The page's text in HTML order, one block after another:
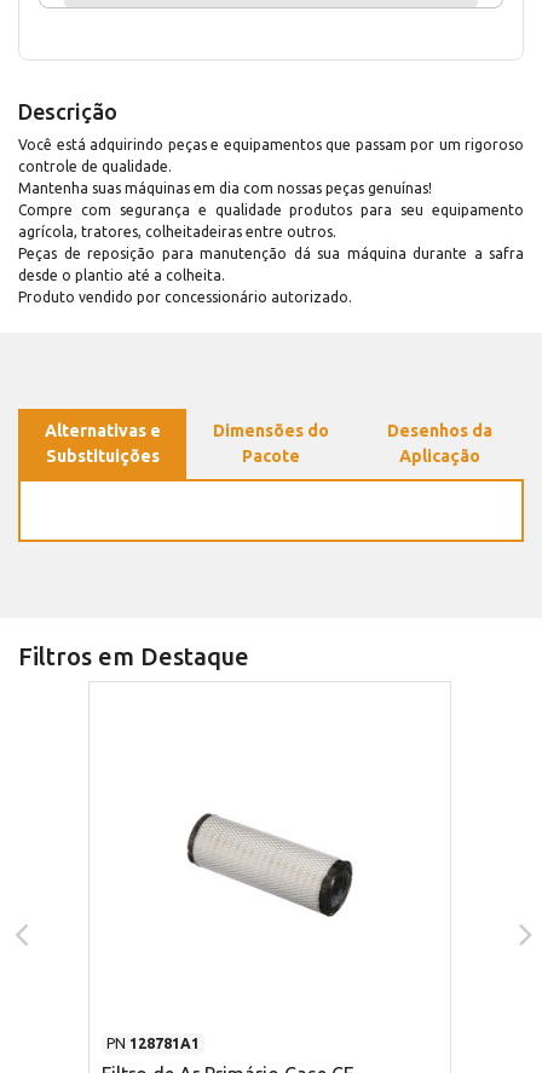
Descrição
Você está adquirindo peças e equipamentos que passam por um rigoroso
controle de qualidade.
Mantenha suas máquinas em dia com nossas peças genuínas!
Compre com segurança e qualidade produtos para seu equipamento
agrícola, tratores, colheitadeiras entre outros.
Peças de reposição para manutenção dá sua máquina durante a safra
desde o plantio até a colheita.
Produto vendido por concessionário autorizado.
Alternativas e
Substituições
Dimensões do
Pacote
Desenhos da
Aplicação
Filtros em Destaque
PN 128781A1